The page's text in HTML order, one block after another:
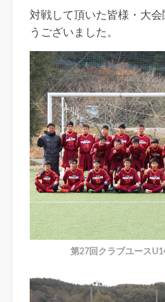
対戦して頂いた皆様・大
うございました。
第27回クラブユース